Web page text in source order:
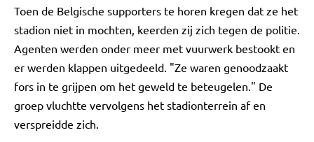
Toen de Belgische supporters te horen kregen dat ze het
stadion niet in mochten, keerden zij zich tegen de politie.
Agenten werden onder meer met vuurwerk bestookt en
er werden klappen uitgedeeld. "Ze waren genoodzaakt
fors in te grijpen om het geweld te beteugelen." De
groep vluchtte vervolgens het stadionterrein af en
verspreidde zich.